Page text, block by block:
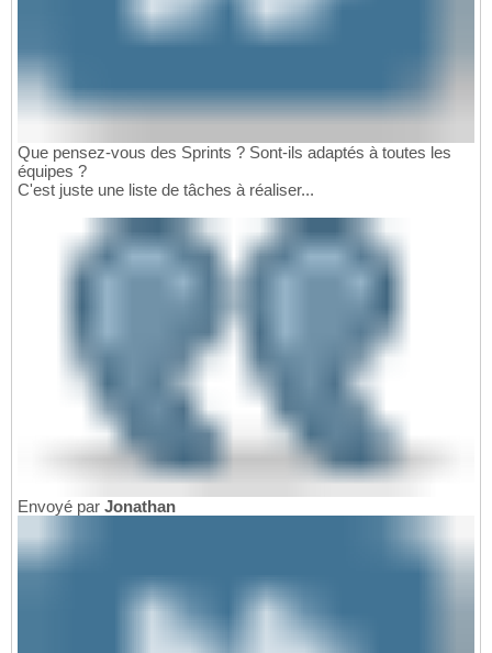
Que pensez-vous des Sprints ? Sont-ils adaptés à toutes les
équipes ?
C'est juste une liste de tâches à réaliser...
Envoyé par Jonathan